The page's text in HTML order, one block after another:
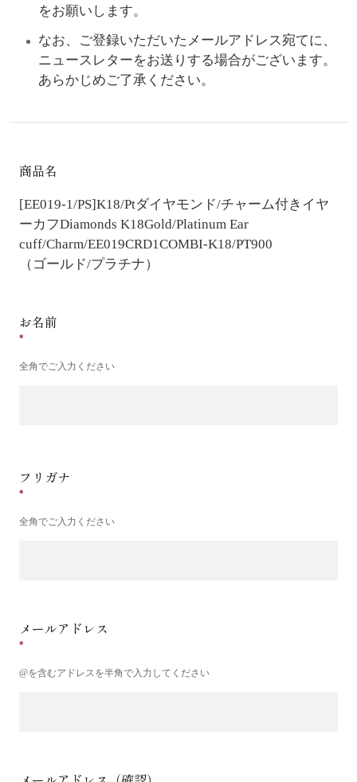
をお願いします。
なお、ご登録いただいたメールアドレス宛てに、
ニュースレターをお送りする場合がございます。
あらかじめご了承ください。
商品名
[EE019-1/PS]K18/Ptダイヤモンド/チャーム付きイヤ
ーカフDiamonds K18Gold/Platinum Ear
cuff/Charm/EE019CRD1COMBI-K18/PT900
（ゴールド/プラチナ）
お名前
全角でご入力ください
フリガナ
全角でご入力ください
メールアドレス
@を含むアドレスを半角で入力してください